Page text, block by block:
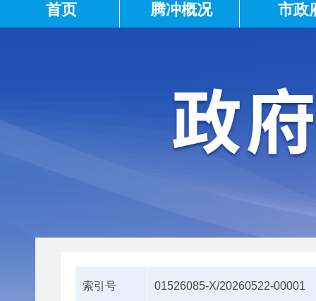
首页 腾冲概况 市政
索引号 01526085-X/20260522-00001